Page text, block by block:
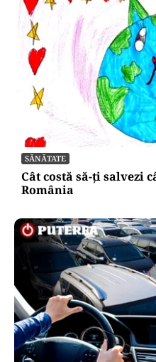
SĂNĂTATE
Cât costă să-ți salvezi
România